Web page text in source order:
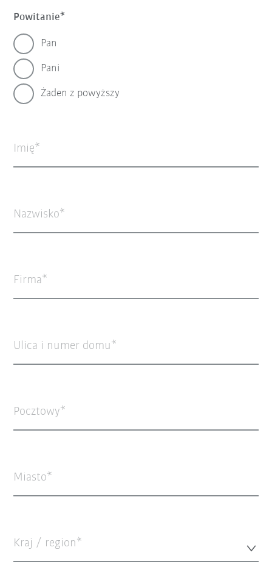
Powitanie
Pan
Pani
Żaden z powyższy
Imię
Nazwisko
Firma
Ulica i numer domu
Pocztowy
Miasto
Kraj / region*